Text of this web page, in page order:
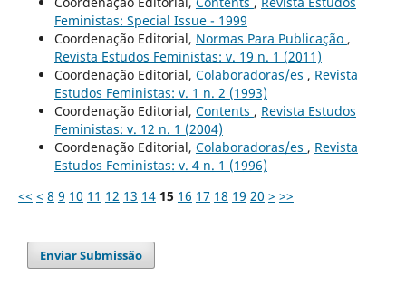
Feministas: Special Issue - 1999
Coordenação Editorial, Normas Para Publicação ,
Revista Estudos Feministas: v. 19 n. 1 (2011)
Coordenação Editorial, Colaboradoras/es , Revista
Estudos Feministas: v. 1 n. 2 (1993)
Coordenação Editorial, Contents , Revista Estudos
Feministas: v. 12 n. 1 (2004)
Coordenação Editorial, Colaboradoras/es , Revista
Estudos Feministas: v. 4 n. 1 (1996)
<< < 8 9 10 11 12 13 14 15 16 17 18 19 20 > >>
Enviar Submissão